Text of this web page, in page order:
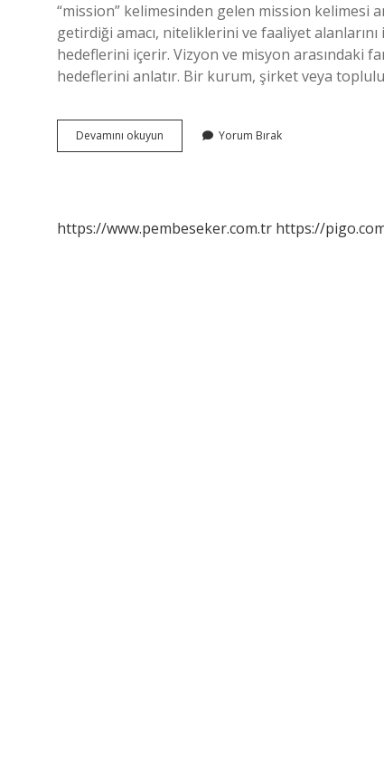
“mission” kelimesinden gelen mission kelimesi
getirdiği amacı, niteliklerini ve faaliyet
hedeflerini içerir. Vizyon ve misyon arasındaki
hedeflerini anlatır. Bir kurum, şirket veya
Devamını okuyun
Ne
Yorum Bırak
https://www.pembeseker.com.tr https://